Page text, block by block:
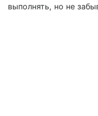
выполнять, но не